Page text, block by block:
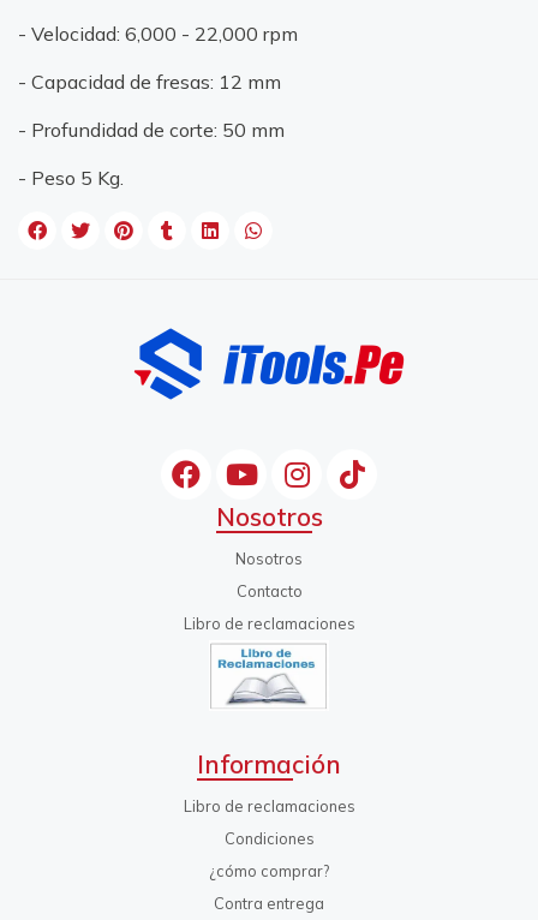
- Velocidad: 6,000 - 22,000 rpm
- Capacidad de fresas: 12 mm
- Profundidad de corte: 50 mm
- Peso 5 Kg.
Nosotros
Nosotros
Contacto
Libro de reclamaciones
Información
Libro de reclamaciones
Condiciones
¿cómo comprar?
Contra entrega